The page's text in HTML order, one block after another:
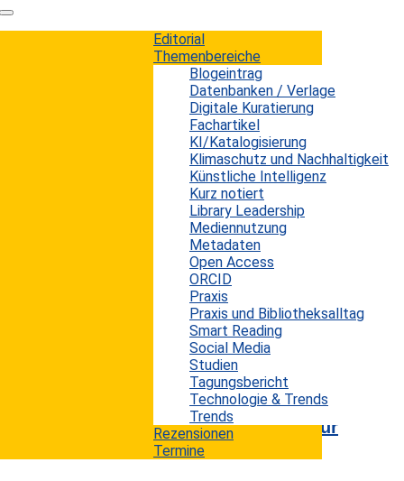
Editorial
Themenbereiche
Blogeintrag
Datenbanken / Verlage
Digitale Kuratierung
Fachartikel
KI/Katalogisierung
Klimaschutz und Nachhaltigkeit
Künstliche Intelligenz
Kurz notiert
Library Leadership
Mediennutzung
Metadaten
Open Access
ORCID
Praxis
Praxis und Bibliotheksalltag
Smart Reading
Social Media
Studien
Tagungsbericht
Technologie & Trends
Trends
Rezensionen
Termine
Mitarbeiter
Datenkompetenz wird zum
Eine wirkliche Neuigkeit ist es nicht, aber offenbar sind
viele Unternehmen noch nicht auf den bevorstehenden
Wandel durch die Datenexplosion vorbereitet. Vielen
Mitarbeitern fehlt es weiterhin nicht nur an
Informationskompetenz, sondern auch an
Datenkompetenz. Gleichzeitig soll Datenkompetenz
zur Schlüsselqualifikation in Unternehmen werden.
Somit stehen Anspruch und Realität in den
Unternehmen heute noch im Widerspruch. „Daten,
Daten, Daten“ schallt es uns heute aus einem Chor
Demografische Herausforderungen für